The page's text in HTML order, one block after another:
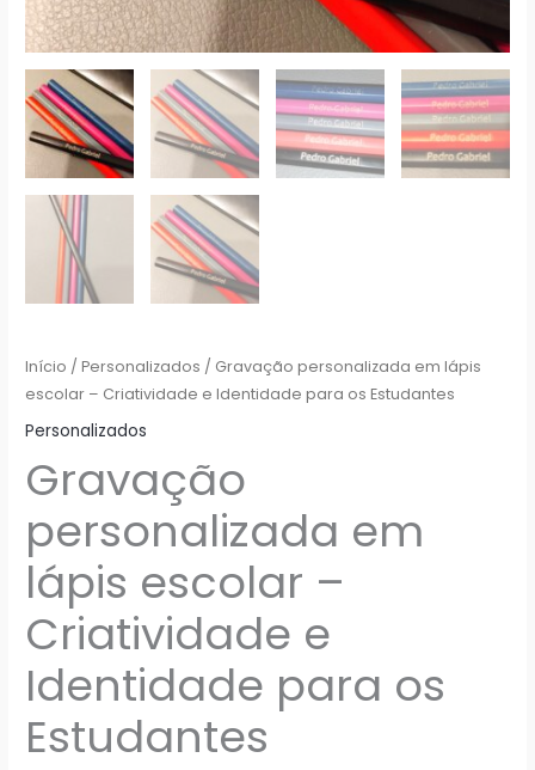
Início /Personalizados / Gravação personalizada em lápis
escolar – Criatividade e Identidade para os Estudantes
Personalizados
Gravação
personalizada em
lápis escolar –
Criatividade e
Identidade para os
Estudantes